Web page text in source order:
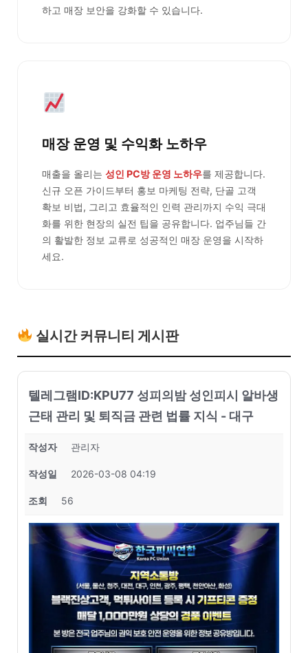
하고 매장 보안을 강화할 수 있습니다.
매장 운영 및 수익화 노하우
매출을 올리는 성인 PC방 운영 노하우를 제공합니다.
신규 오픈 가이드부터 홍보 마케팅 전략, 단골 고객
확보 비법, 그리고 효율적인 인력 관리까지 수익 극대
화를 위한 현장의 실전 팁을 공유합니다. 업주님들 간
의 활발한 정보 교류로 성공적인 매장 운영을 시작하
세요.
실시간 커뮤니티 게시판
텔레그램ID:KPU77 성피의밤 성인피시 알바생
근태 관리 및 퇴직금 관련 법률 지식 - 대구
작성자 관리자
작성일 2026-03-08 04:19
조회 56